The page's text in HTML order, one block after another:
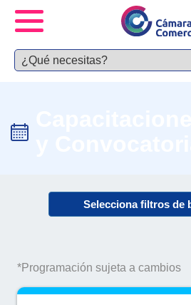
Selecciona filtros de
*Programación sujeta a cambios